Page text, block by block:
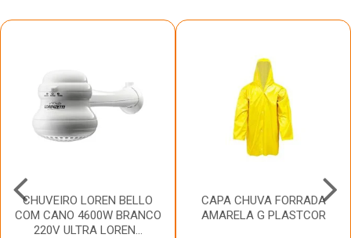
CHUVEIRO LOREN BELLO
COM CANO 4600W BRANCO
220V ULTRA LOREN...
CAPA CHUVA FORRADA
AMARELA G PLASTCOR